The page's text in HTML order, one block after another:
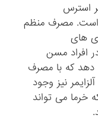
استرس
است. مصرف منظم
های
افراد مسن
دهد که با مصرف
نیز وجود
خرما می تواند